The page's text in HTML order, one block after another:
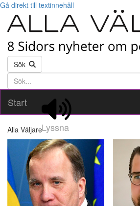
Gå direkt till textinnehåll
Sök
Söktext
Start
Lyssna
Alla Väljare